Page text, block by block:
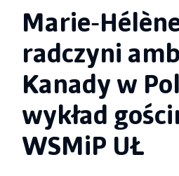
radczyni
Kanady w
wykład
WSMiP UŁ